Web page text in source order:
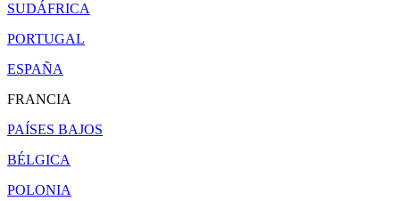
SUDÁFRICA
PORTUGAL
ESPAÑA
FRANCIA
PAÍSES BAJOS
BÉLGICA
POLONIA